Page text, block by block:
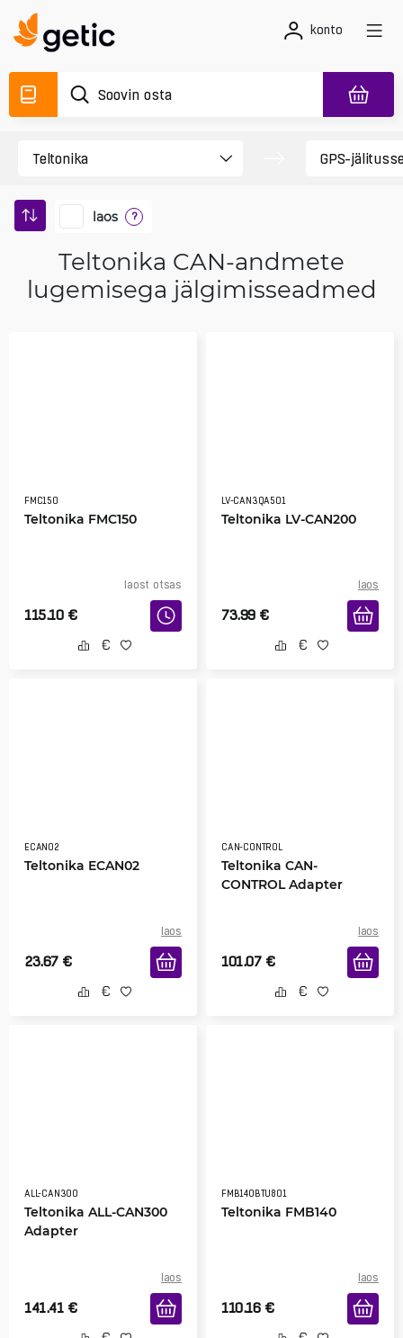
konto
laos ?
Teltonika CAN-andmete
lugemisega jälgimisseadmed
FMC150
Teltonika FMC150
laost otsas
115.10 €
LV-CAN3QA501
Teltonika LV-CAN200
laos
73.99 €
ECAN02
Teltonika ECAN02
laos
23.67 €
CAN-CONTROL
Teltonika CAN-
CONTROL Adapter
laos
101.07 €
ALL-CAN300
Teltonika ALL-CAN300
Adapter
laos
141.41 €
FMB140BTU801
Teltonika FMB140
laos
110.16 €